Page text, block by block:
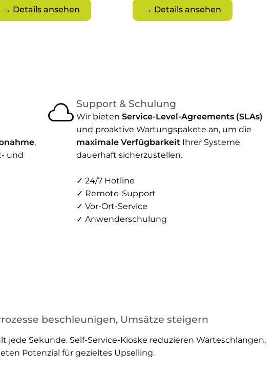
→ Details ansehen → Details ansehen
,
und
cloud Support & Schulung
Wir bieten Service-Level-Agreements (SLAs)
und proaktive Wartungspakete an, um die
maximale Verfügbarkeit Ihrer Systeme
dauerhaft sicherzustellen.
✓ 24/7 Hotline
✓ Remote-Support
✓ Vor-Ort-Service
✓ Anwenderschulung
beschleunigen, Umsätze steigern
jede Sekunde. Self-Service-Kioske reduzieren Warteschlangen,
Potenzial für gezieltes Upselling.